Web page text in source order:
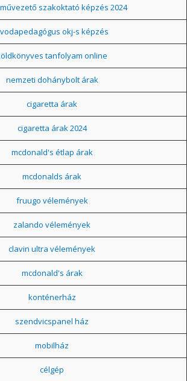
szakoktató képzés 2024
okj-s képzés
tanfolyam online
nemzeti dohánybolt árak
cigaretta árak
cigaretta árak 2024
mcdonald's étlap árak
mcdonalds árak
fruugo vélemények
zalando vélemények
clavin ultra vélemények
mcdonald's árak
konténerház
szendvicspanel ház
mobilház
célgép